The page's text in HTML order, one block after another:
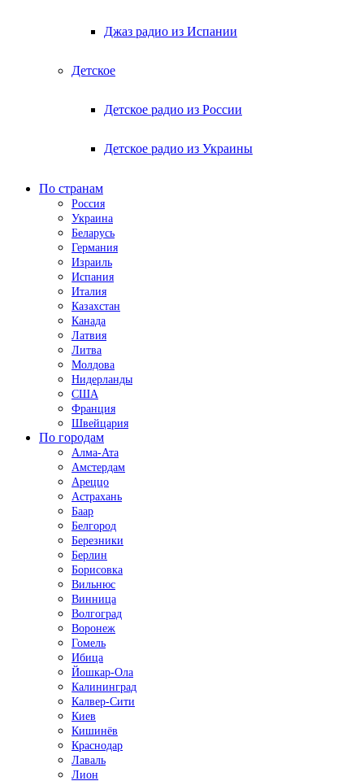
Джаз радио из Испании
Детское
Детское радио из России
Детское радио из Украины
По странам
Россия
Украина
Беларусь
Германия
Израиль
Испания
Италия
Казахстан
Канада
Латвия
Литва
Молдова
Нидерланды
США
Франция
Швейцария
По городам
Алма-Ата
Амстердам
Ареццо
Астрахань
Баар
Белгород
Березники
Берлин
Борисовка
Вильнюс
Винница
Волгоград
Воронеж
Гомель
Ибица
Йошкар-Ола
Калининград
Калвер-Сити
Киев
Кишинёв
Краснодар
Лаваль
Лион